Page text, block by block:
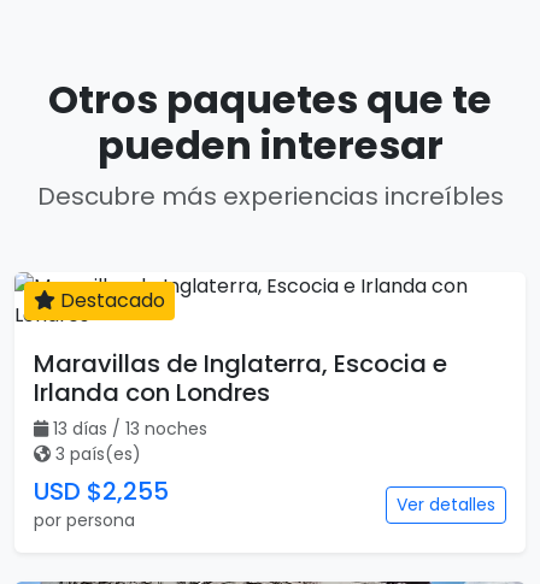
Otros paquetes que te
pueden interesar
Descubre más experiencias increíbles
13 días
Destacado
Irlanda con Londres